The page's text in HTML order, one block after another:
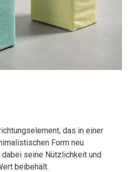
das in einer
Form neu
seine Nützlichkeit und
beibehält.